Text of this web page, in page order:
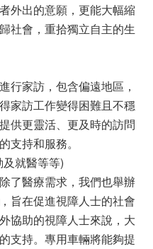
外出的意願，更能大幅縮
社會，重拾獨立自主的生
行家訪，包含偏遠地區，
家訪工作變得困難且不穩
供更靈活、更及時的訪問
支持和服務。
就醫等等)
了醫療需求，我們也舉辦
旨在促進視障人士的社會
協助的視障人士來說，大
支持。專用車輛將能夠提